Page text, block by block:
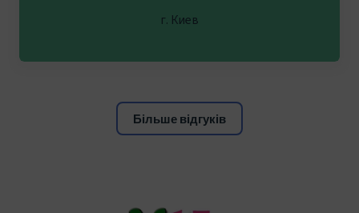
г. Киев
Більше відгуків